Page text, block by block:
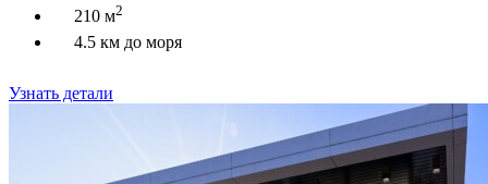
210 м2
4.5 км до моря
Узнать детали